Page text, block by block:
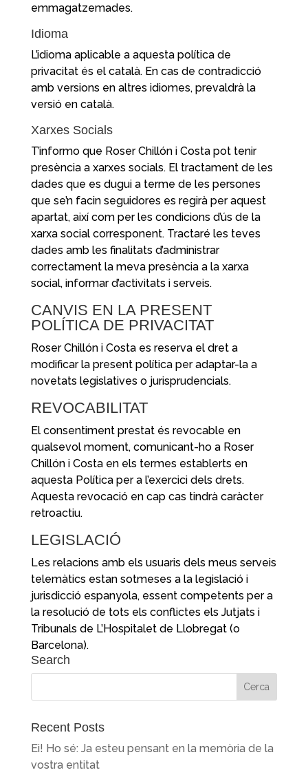
emmagatzemades.
Idioma
L’idioma aplicable a aquesta política de
privacitat és el català. En cas de contradicció
amb versions en altres idiomes, prevaldrà la
versió en català.
Xarxes Socials
T’informo que Roser Chillón i Costa pot tenir
presència a xarxes socials. El tractament de les
dades que es dugui a terme de les persones
que se’n facin seguidores es regirà per aquest
apartat, així com per les condicions d’ús de la
xarxa social corresponent. Tractaré les teves
dades amb les finalitats d’administrar
correctament la meva presència a la xarxa
social, informar d’activitats i serveis.
CANVIS EN LA PRESENT
POLÍTICA DE PRIVACITAT
Roser Chillón i Costa es reserva el dret a
modificar la present política per adaptar-la a
novetats legislatives o jurisprudencials.
REVOCABILITAT
El consentiment prestat és revocable en
qualsevol moment, comunicant-ho a Roser
Chillón i Costa en els termes establerts en
aquesta Política per a l’exercici dels drets.
Aquesta revocació en cap cas tindrà caràcter
retroactiu.
LEGISLACIÓ
Les relacions amb els usuaris dels meus serveis
telemàtics estan sotmeses a la legislació i
jurisdicció espanyola, essent competents per a
la resolució de tots els conflictes els Jutjats i
Tribunals de L’Hospitalet de Llobregat (o
Barcelona).
Search
Cerca:
Recent Posts
Ei! Ho sé: Ja esteu pensant en la memòria de la
vostra entitat